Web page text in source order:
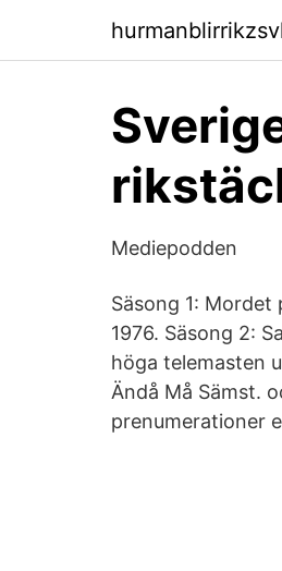
Mediepodden
Säsong 1: Mordet
1976. Säsong 2:
höga telemasten
Ändå Må Sämst.
prenumerationer